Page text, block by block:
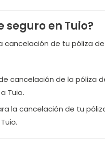
en Tuio?
cancelación de tu póliza
cancelación de la
Tuio.
la cancelación de tu